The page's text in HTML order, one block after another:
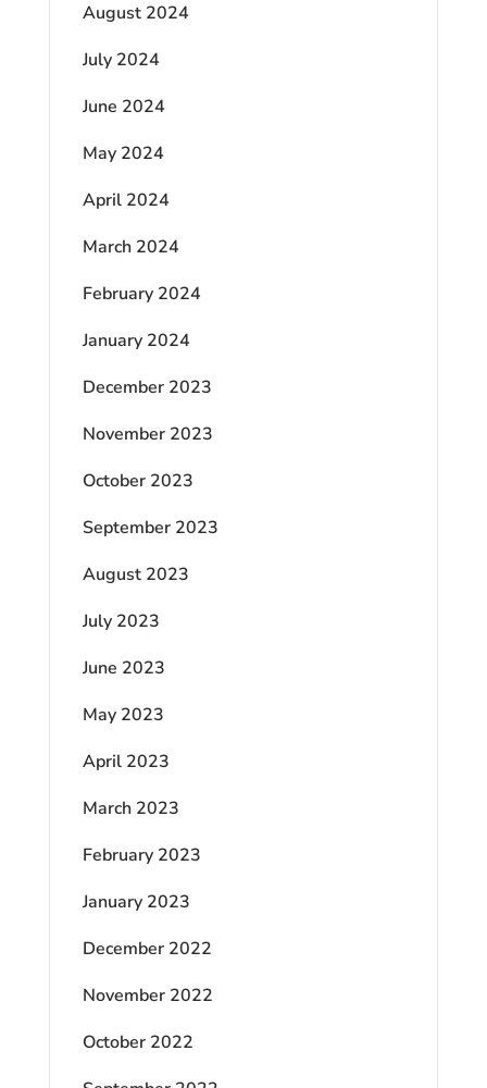
August 2024
July 2024
June 2024
May 2024
April 2024
March 2024
February 2024
January 2024
December 2023
November 2023
October 2023
September 2023
August 2023
July 2023
June 2023
May 2023
April 2023
March 2023
February 2023
January 2023
December 2022
November 2022
October 2022